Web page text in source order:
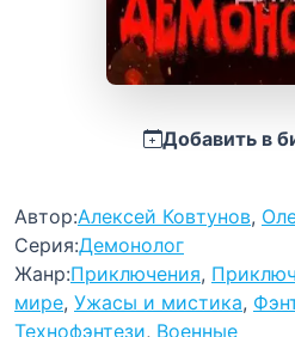
Добавить в
Автор:Алексей Ковтунов,
Серия:Демонолог
Жанр:Приключения,
мире, Ужасы и мистика,
Технофэнтези, Военные